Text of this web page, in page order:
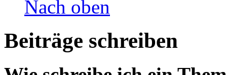
Nach oben
Beiträge schreiben